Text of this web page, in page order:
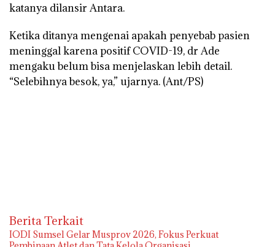
katanya dilansir Antara.
Ketika ditanya mengenai apakah penyebab pasien
meninggal karena positif COVID-19, dr Ade
mengaku belum bisa menjelaskan lebih detail.
“Selebihnya besok, ya,” ujarnya. (Ant/PS)
Berita Terkait
IODI Sumsel Gelar Musprov 2026, Fokus Perkuat